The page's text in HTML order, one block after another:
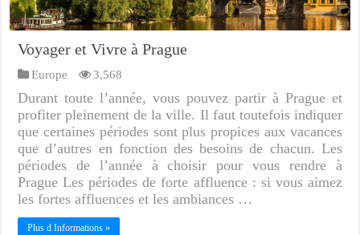
Voyager et Vivre à Prague
Europe 3,568
Durant toute l’année, vous pouvez partir à Prague et
profiter pleinement de la ville. Il faut toutefois indiquer
que certaines périodes sont plus propices aux vacances
que d’autres en fonction des besoins de chacun. Les
périodes de l’année à choisir pour vous rendre à
Prague Les périodes de forte affluence : si vous aimez
les fortes affluences et les ambiances …
Plus d Informations »